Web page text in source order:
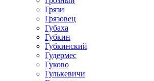
Грязи
Грязовец
Губаха
Губкин
Губкинский
Гудермес
Гуково
Гулькевичи